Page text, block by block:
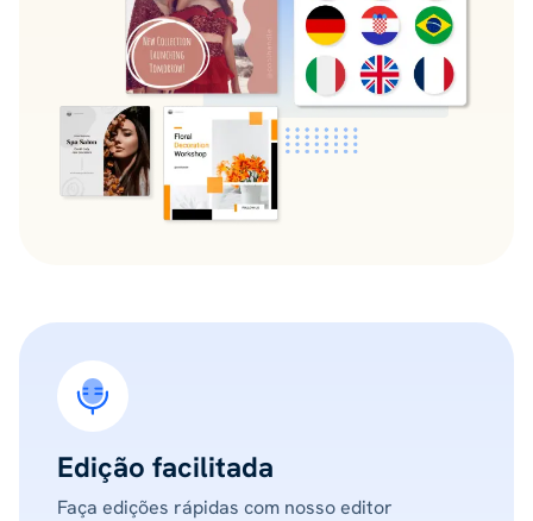
Edição facilitada
Faça edições rápidas com nosso editor